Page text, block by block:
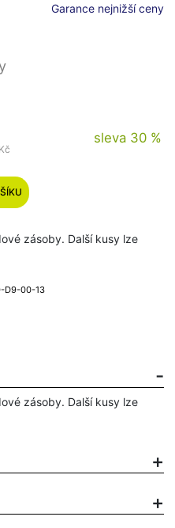
Garance nejnižší ceny
sleva 30 %
zásoby. Další kusy lze
D9-00-13
zásoby. Další kusy lze